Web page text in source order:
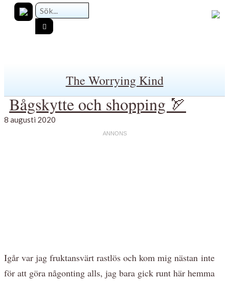
The Worrying Kind
Bågskytte och shopping 🏹
8 augusti 2020
Igår var jag fruktansvärt rastlös och kom mig nästan inte
för att göra någonting alls, jag bara gick runt här hemma